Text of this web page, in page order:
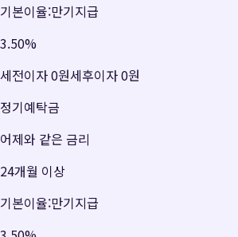
기본이율:만기지급
3.50%
세전이자0원세후이자0원
정기예탁금
어제와 같은 금리
24개월 이상
기본이율:만기지급